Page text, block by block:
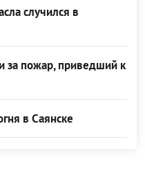
случился в
за пожар, приведший к
в Саянске